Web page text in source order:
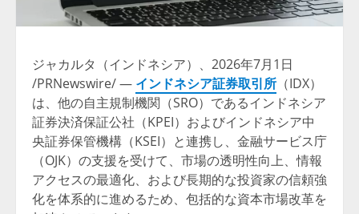
ジャカルタ（インドネシア）、2026年7月1日
/PRNewswire/ — インドネシア証券取引所 （IDX）
は、他の自主規制機関（SRO）であるインドネシア
証券決済保証公社（KPEI）およびインドネシア中
央証券保管機構（KSEI）と連携し、金融サービス庁
（OJK）の支援を受けて、市場の透明性向上、情報
アクセスの最適化、および長期的な投資家の信頼強
化を体系的に進めるため、包括的な資本市場改革を